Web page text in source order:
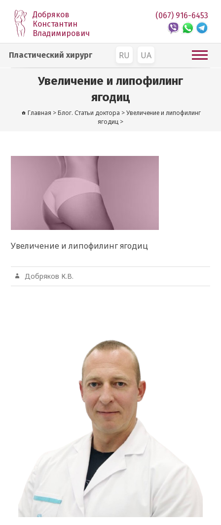
Добряков
Константин
Владимирович
RU UA
(067) 916-6453
Пластический хирург
Увеличение и липофилинг
ягодиц
Главная >Блог. Статьи доктора >Увеличение и липофилинг
ягодиц >
Увеличение и липофилинг ягодиц
Добряков К.В.